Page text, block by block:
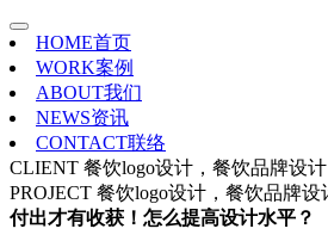
HOME首页
WORK案例
ABOUT我们
NEWS资讯
CONTACT联络
CLIENT 餐饮logo设计，餐饮品牌设
PROJECT 餐饮logo设计，餐饮品牌设
付出才有收获！怎么提高设计水平？